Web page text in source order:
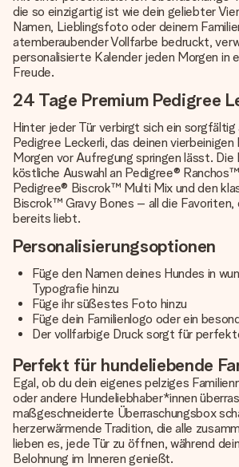
die so einzigartig ist wie dein geliebter
Namen, Lieblingsfoto oder deinem
atemberaubender Vollfarbe bedruckt,
personalisierte Kalender jeden Morgen in
Freude.
24 Tage Premium Pedigree
Hinter jeder Tür verbirgt sich ein
Pedigree Leckerli, das deinen vierbeinigen
Morgen vor Aufregung springen lässt.
köstliche Auswahl an Pedigree®
Pedigree® Biscrok™ Multi Mix und den
Biscrok™ Gravy Bones – all die Favoriten,
bereits liebt.
Personalisierungsoptionen
Füge den Namen deines Hundes in
Typografie hinzu
Füge ihr süßestes Foto hinzu
Füge dein Familienlogo oder ein
Der vollfarbige Druck sorgt für
Perfekt für hundeliebende
Egal, ob du dein eigenes pelziges
oder andere Hundeliebhaber*innen
maßgeschneiderte Überraschungsbox
herzerwärmende Tradition, die alle
lieben es, jede Tür zu öffnen, während
Belohnung im Inneren genießt.